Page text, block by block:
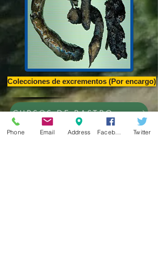
Colecciones de excrementos (Por encargo)
CURSOS DE RASTROS Y
Phone Email Address Twitter